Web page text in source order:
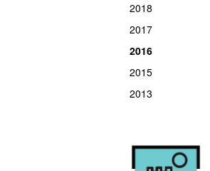
2018
2017
2016
2015
2013